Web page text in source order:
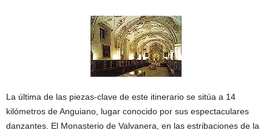
La última de las piezas-clave de este itinerario se sitúa a 14
kilómetros de Anguiano, lugar conocido por sus espectaculares
danzantes. El Monasterio de Valvanera, en las estribaciones de la